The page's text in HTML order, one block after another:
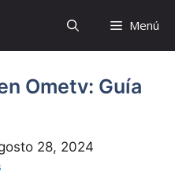
Menú
Ometv: Guía
28, 2024